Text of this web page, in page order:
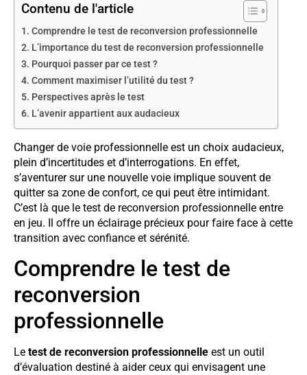
Contenu de l'article
Comprendre le test de reconversion professionnelle
L’importance du test de reconversion professionnelle
Pourquoi passer par ce test ?
Comment maximiser l’utilité du test ?
Perspectives après le test
L’avenir appartient aux audacieux
Changer de voie professionnelle est un choix audacieux,
plein d’incertitudes et d’interrogations. En effet,
s’aventurer sur une nouvelle voie implique souvent de
quitter sa zone de confort, ce qui peut être intimidant.
C’est là que le test de reconversion professionnelle entre
en jeu. Il offre un éclairage précieux pour faire face à cette
transition avec confiance et sérénité.
Comprendre le test de
reconversion
professionnelle
Le test de reconversion professionnelle est un outil
d’évaluation destiné à aider ceux qui envisagent une